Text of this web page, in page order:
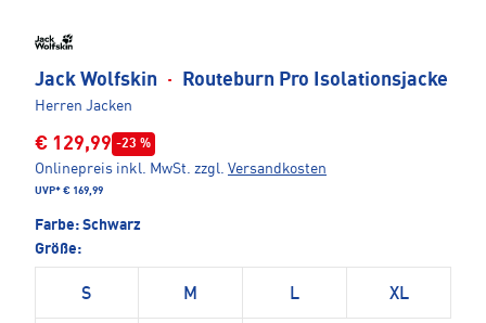
Jack Wolfskin · Routeburn Pro Isolationsjacke
Herren Jacken
€ 129,99 -23 %
Onlinepreis inkl. MwSt. zzgl. Versandkosten
UVP* € 169,99
Farbe: Schwarz
Größe:
S M L XL